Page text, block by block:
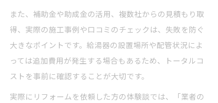
また、補助金や助成金の活用、複数社からの見積もり取
得、実際の施工事例や口コミのチェックは、失敗を防ぐ
大きなポイントです。給湯器の設置場所や配管状況によ
っては追加費用が発生する場合もあるため、トータルコ
ストを事前に確認することが大切です。
実際にリフォームを依頼した方の体験談では、「業者の